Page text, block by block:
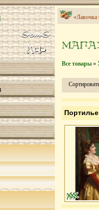
Все товары »